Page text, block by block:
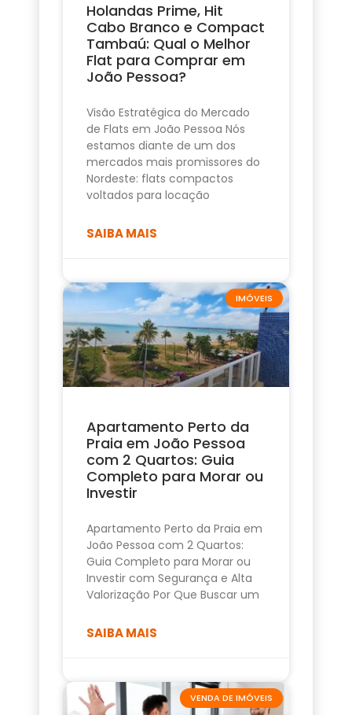
Holandas Prime, Hit
Cabo Branco e Compact
Tambaú: Qual o Melhor
Flat para Comprar em
João Pessoa?
Visão Estratégica do Mercado
de Flats em João Pessoa Nós
estamos diante de um dos
mercados mais promissores do
Nordeste: flats compactos
voltados para locação
SAIBA MAIS
IMÓVEIS
Apartamento Perto da
Praia em João Pessoa
com 2 Quartos: Guia
Completo para Morar ou
Investir
Apartamento Perto da Praia em
João Pessoa com 2 Quartos:
Guia Completo para Morar ou
Investir com Segurança e Alta
Valorização Por Que Buscar um
SAIBA MAIS
VENDA DE IMÓVEIS